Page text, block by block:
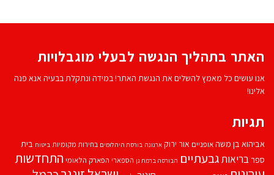
האתר בתהליך הנגשה לבעלי מוגבלויות
אנו עושים כל מאמץ להשלים את הנגשת האתר! במידה ונתקלת בבעיה אנא פנה
אלינו!
תגיות
אביהוא בן משהאופניים אור ירוק ארנונה בורסת היהלומים בחירות מקומיות ביטוח בית
ספרבריאותגבעתיים הבורסה ברמת גן הספארי הפארק הלאומי התחדשות